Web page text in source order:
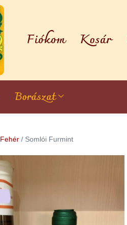
Fiókom Kosár
Borászat
Fehér/ Somlói Furmint